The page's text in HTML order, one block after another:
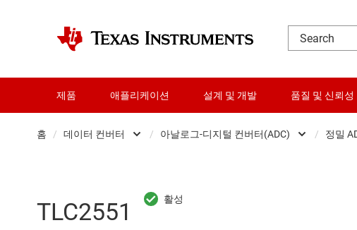
제품 애플리케이션 설계 및 개발 품질 및 신뢰성
홈 / 데이터 컨버터
RF 및 마이크로파
/ 아날로그-디지털 컨버터(ADC) / 정밀
TLC2551